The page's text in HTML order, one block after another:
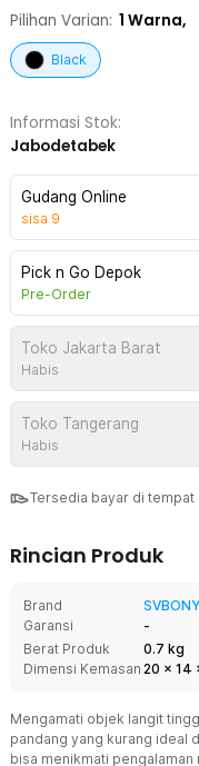
Pilihan Varian: 1 Warna,
Black
Informasi Stok:
Jabodetabek
Gudang Online
sisa 9
Pick n Go Depok
Pre-Order
Toko Jakarta Barat
Habis
Toko Tangerang
Habis
Tersedia bayar di tempat
Rincian Produk
Brand
SVBONY
Garansi
-
Berat Produk
0.7 kg
Dimensi Kemasan 20 x 14
Mengamati objek langit
pandang yang kurang ideal
bisa menikmati